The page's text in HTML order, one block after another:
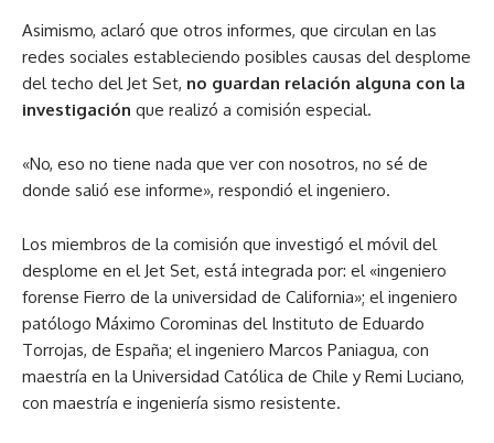
Asimismo, aclaró que otros informes, que circulan en las
redes sociales estableciendo posibles causas del desplome
del techo del Jet Set, no guardan relación alguna con la
investigación que realizó a comisión especial.
«No, eso no tiene nada que ver con nosotros, no sé de
donde salió ese informe», respondió el ingeniero.
Los miembros de la comisión que investigó el móvil del
desplome en el Jet Set, está integrada por: el «ingeniero
forense Fierro de la universidad de California»; el ingeniero
patólogo Máximo Corominas del Instituto de Eduardo
Torrojas, de España; el ingeniero Marcos Paniagua, con
maestría en la Universidad Católica de Chile y Remi Luciano,
con maestría e ingeniería sismo resistente.